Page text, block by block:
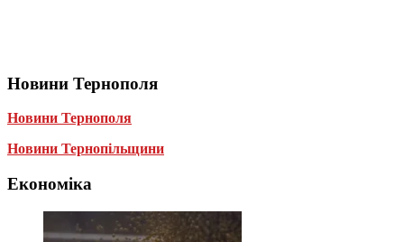
Новини Тернополя
Новини Тернополя
Новини Тернопільщини
Економіка